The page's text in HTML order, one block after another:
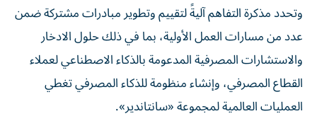
وتحدد مذكرة التفاهم آليةً لتقييم وتطوير مبادرات مشتركة ضمن
عدد من مسارات العمل الأولية، بما في ذلك حلول الادخار
والاستشارات المصرفية المدعومة بالذكاء الاصطناعي لعملاء
القطاع المصرفي، وإنشاء منظومة للذكاء المصرفي تغطي
العمليات العالمية لمجموعة «سانتاندير».